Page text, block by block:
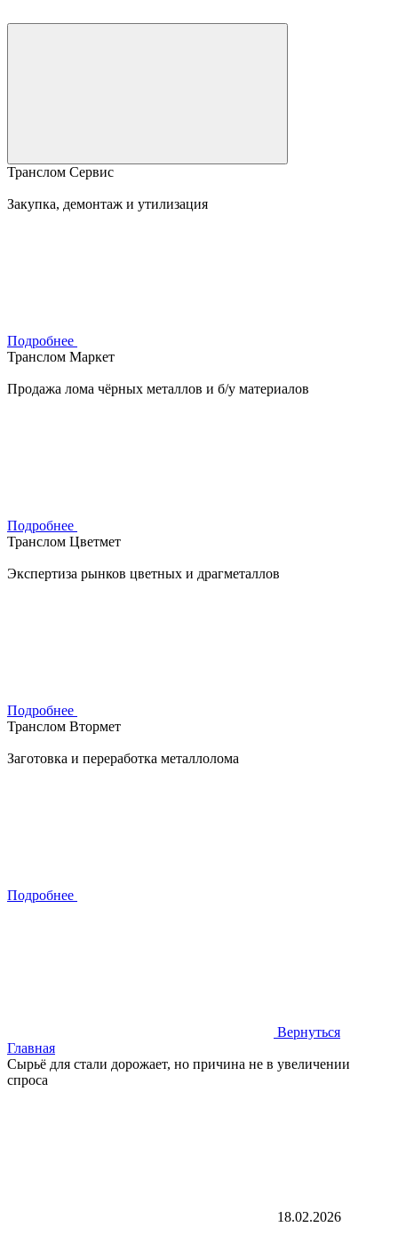
Транслом Сервис
Закупка, демонтаж и утилизация
Подробнее
Транслом Маркет
Продажа лома чёрных металлов и б/у материалов
Подробнее
Транслом Цветмет
Экспертиза рынков цветных и драгметаллов
Подробнее
Транслом Втормет
Заготовка и переработка металлолома
Подробнее
Вернуться
Главная
Сырьё для стали дорожает, но причина не в увеличении
спроса
18.02.2026